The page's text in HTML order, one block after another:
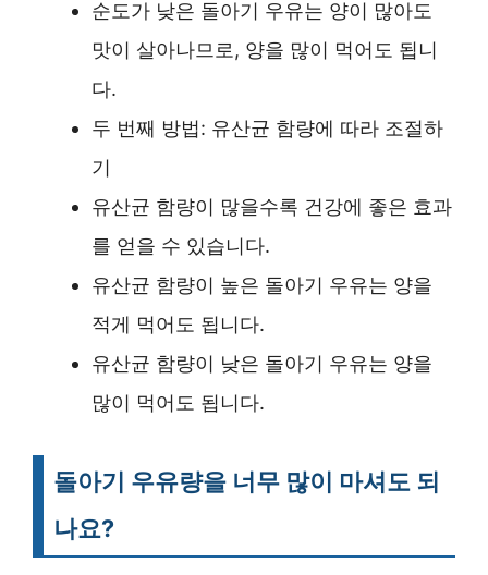
순도가 낮은 돌아기 우유는 양이 많아도
맛이 살아나므로, 양을 많이 먹어도 됩니
다.
두 번째 방법: 유산균 함량에 따라 조절하
기
유산균 함량이 많을수록 건강에 좋은 효과
를 얻을 수 있습니다.
유산균 함량이 높은 돌아기 우유는 양을
적게 먹어도 됩니다.
유산균 함량이 낮은 돌아기 우유는 양을
많이 먹어도 됩니다.
돌아기 우유량을 너무 많이 마셔도 되
나요?